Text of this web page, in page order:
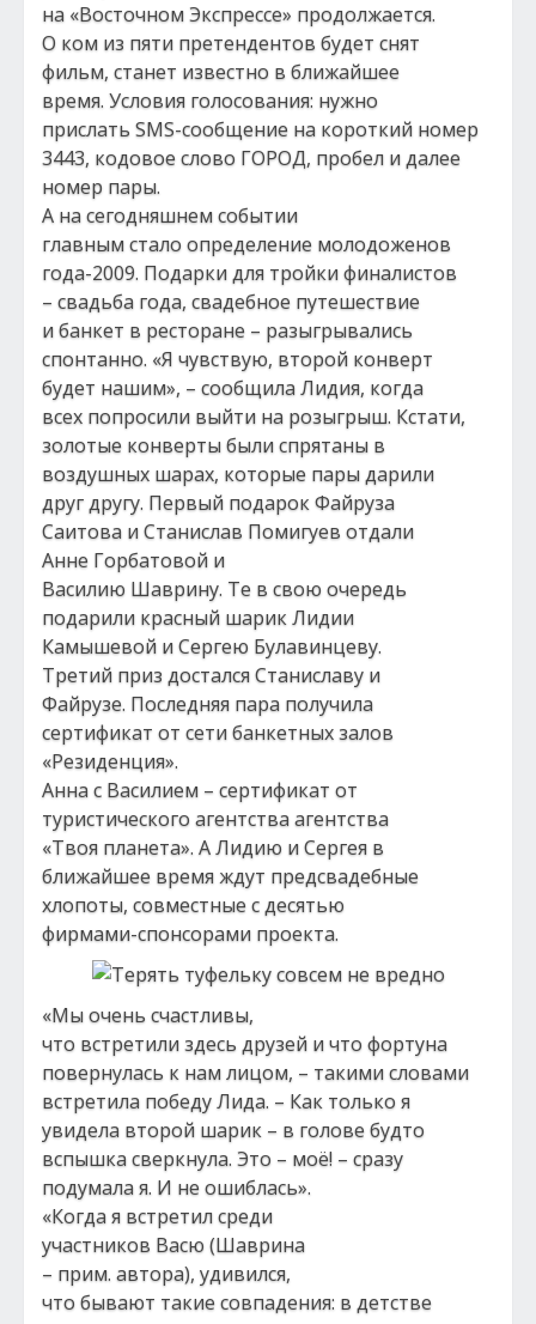
на «Восточном Экспрессе» продолжается.
О ком из пяти претендентов будет снят
фильм, станет известно в ближайшее
время. Условия голосования: нужно
прислать SMS-сообщение на короткий номер
3443, кодовое слово ГОРОД, пробел и далее
номер пары.
А на сегодняшнем событии
главным стало определение молодоженов
года-2009. Подарки для тройки финалистов
– свадьба года, свадебное путешествие
и банкет в ресторане – разыгрывались
спонтанно. «Я чувствую, второй конверт
будет нашим», – сообщила Лидия, когда
всех попросили выйти на розыгрыш. Кстати,
золотые конверты были спрятаны в
воздушных шарах, которые пары дарили
друг другу. Первый подарок Файруза
Саитова и Станислав Помигуев отдали
Анне Горбатовой и
Василию Шаврину. Те в свою очередь
подарили красный шарик Лидии
Камышевой и Сергею Булавинцеву.
Третий приз достался Станиславу и
Файрузе. Последняя пара получила
сертификат от сети банкетных залов
«Резиденция».
Анна с Василием – сертификат от
туристического агентства агентства
«Твоя планета». А Лидию и Сергея в
ближайшее время ждут предсвадебные
хлопоты, совместные с десятью
фирмами-спонсорами проекта.
«Мы очень счастливы,
что встретили здесь друзей и что фортуна
повернулась к нам лицом, – такими словами
встретила победу Лида. – Как только я
увидела второй шарик – в голове будто
вспышка сверкнула. Это – моё! – сразу
подумала я. И не ошиблась».
«Когда я встретил среди
участников Васю (Шаврина
– прим. автора), удивился,
что бывают такие совпадения: в детстве